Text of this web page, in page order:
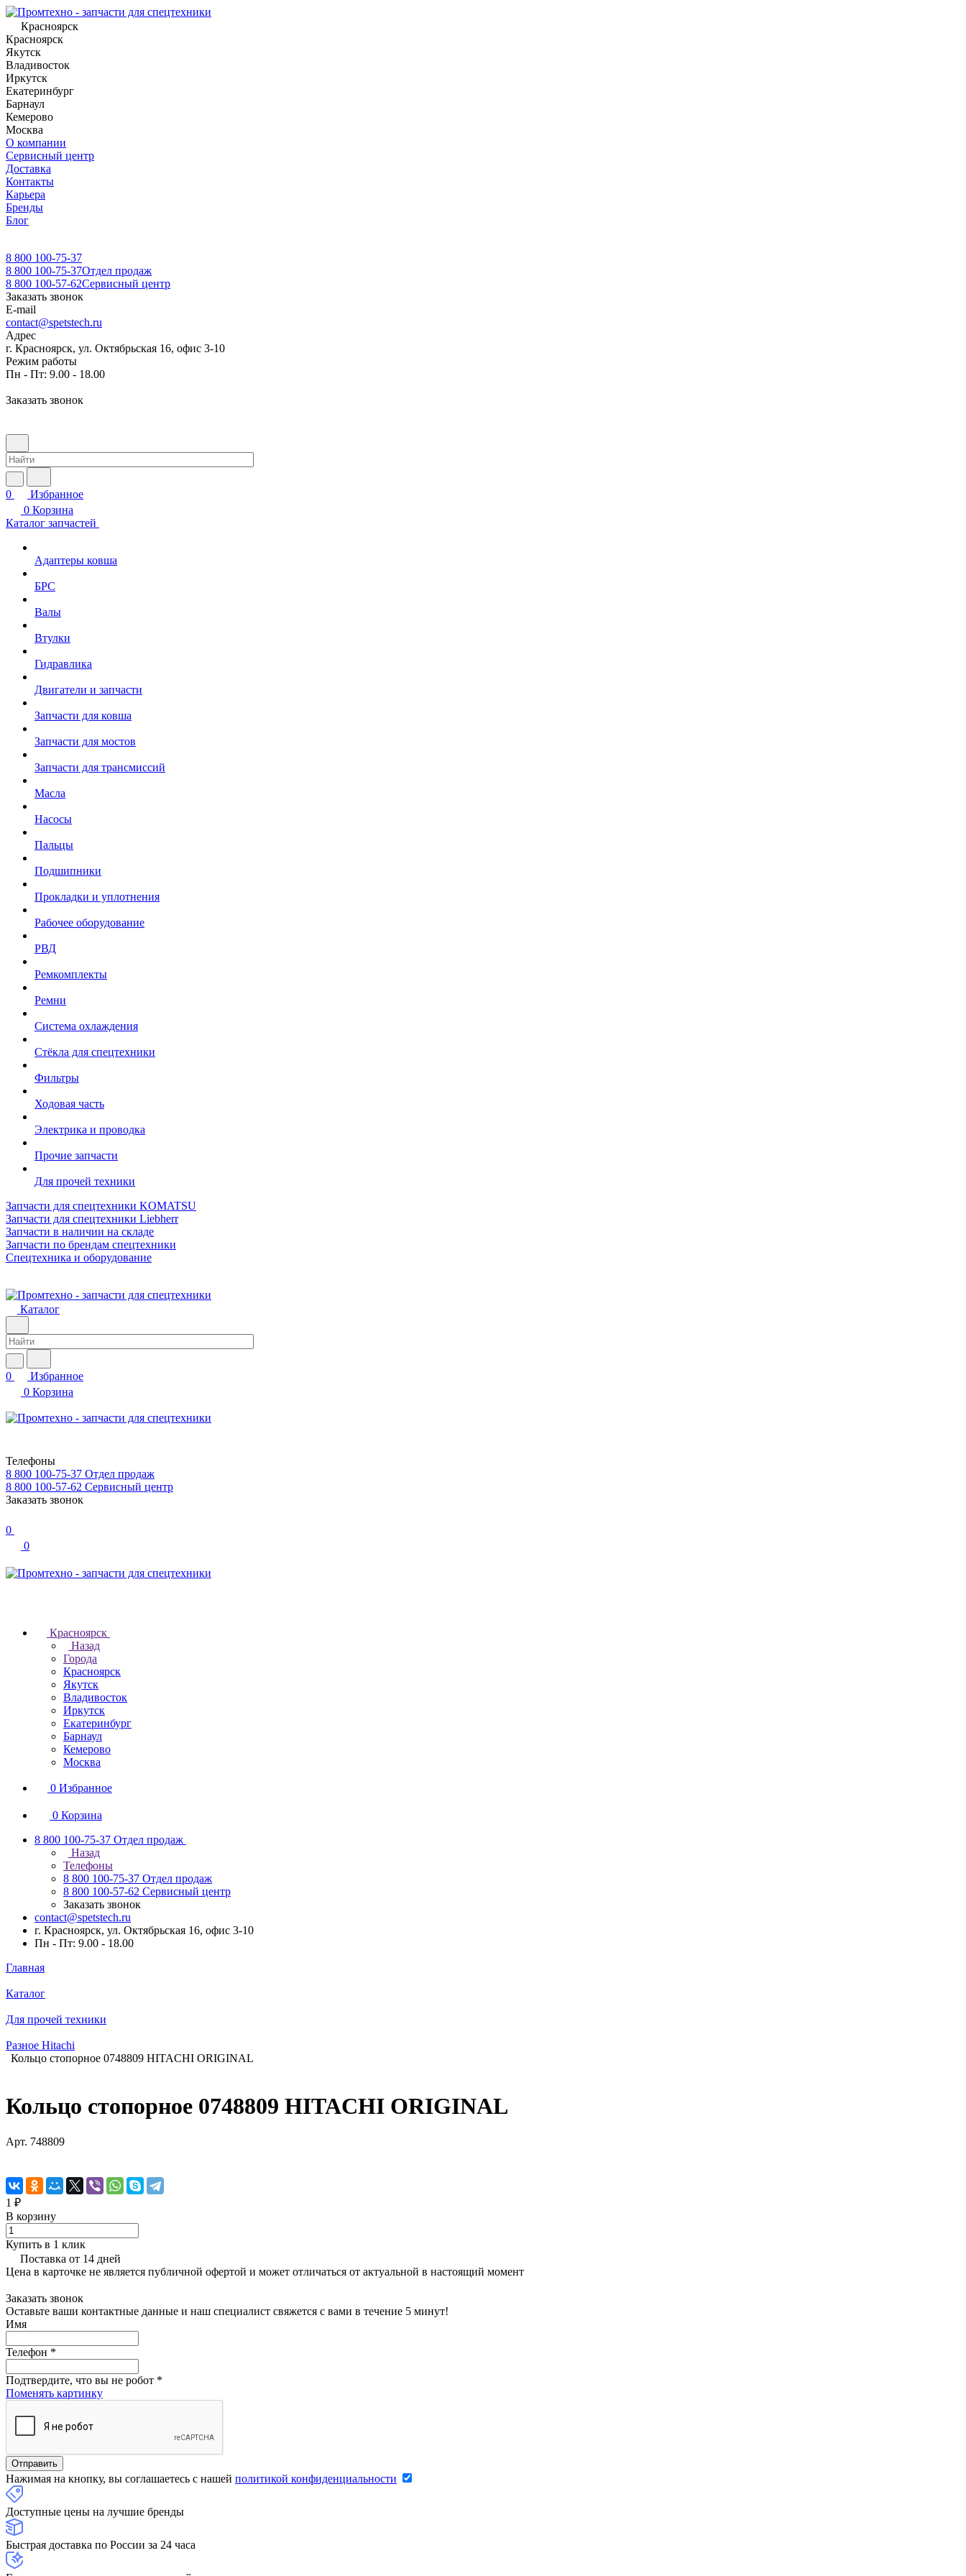
Красноярск
Красноярск
Якутск
Владивосток
Иркутск
Екатеринбург
Барнаул
Кемерово
Москва
О компании
Сервисный центр
Доставка
Контакты
Карьера
Бренды
Блог
8 800 100-75-37
8 800 100-75-37Отдел продаж
8 800 100-57-62Сервисный центр
Заказать звонок
E-mail
contact@spetstech.ru
Адрес
г. Красноярск, ул. Октябрьская 16, офис 3-10
Режим работы
Пн - Пт: 9.00 - 18.00
Заказать звонок
0
Избранное
0 Корзина
Каталог запчастей
Адаптеры ковша
БРС
Валы
Втулки
Гидравлика
Двигатели и запчасти
Запчасти для ковша
Запчасти для мостов
Запчасти для трансмиссий
Масла
Насосы
Пальцы
Подшипники
Прокладки и уплотнения
Рабочее оборудование
РВД
Ремкомплекты
Ремни
Система охлаждения
Стёкла для спецтехники
Фильтры
Ходовая часть
Электрика и проводка
Прочие запчасти
Для прочей техники
Запчасти для спецтехники KOMATSU
Запчасти для спецтехники Liebherr
Запчасти в наличии на складе
Запчасти по брендам спецтехники
Спецтехника и оборудование
Каталог
0
Избранное
0 Корзина
Телефоны
8 800 100-75-37 Отдел продаж
8 800 100-57-62 Сервисный центр
Заказать звонок
0
0
Красноярск
Назад
Города
Красноярск
Якутск
Владивосток
Иркутск
Екатеринбург
Барнаул
Кемерово
Москва
0 Избранное
0 Корзина
8 800 100-75-37 Отдел продаж
Назад
Телефоны
8 800 100-75-37 Отдел продаж
8 800 100-57-62 Сервисный центр
Заказать звонок
contact@spetstech.ru
г. Красноярск, ул. Октябрьская 16, офис 3-10
Пн - Пт: 9.00 - 18.00
Главная
Каталог
Для прочей техники
Разное Hitachi
Кольцо стопорное 0748809 HITACHI ORIGINAL
Кольцо стопорное 0748809 HITACHI ORIGINAL
Арт. 748809
1 ₽
В корзину
Купить в 1 клик
Поставка от 14 дней
Цена в карточке не является публичной офертой и может отличаться от актуальной в настоящий момент
Заказать звонок
Оставьте ваши контактные данные и наш специалист свяжется с вами в течение 5 минут!
Имя
Телефон *
Подтвердите, что вы не робот *
Поменять картинку
Нажимая на кнопку, вы соглашаетесь с нашей политикой конфиденциальности
Доступные цены на лучшие бренды
Быстрая доставка по России за 24 часа